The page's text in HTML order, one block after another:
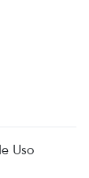
Uso